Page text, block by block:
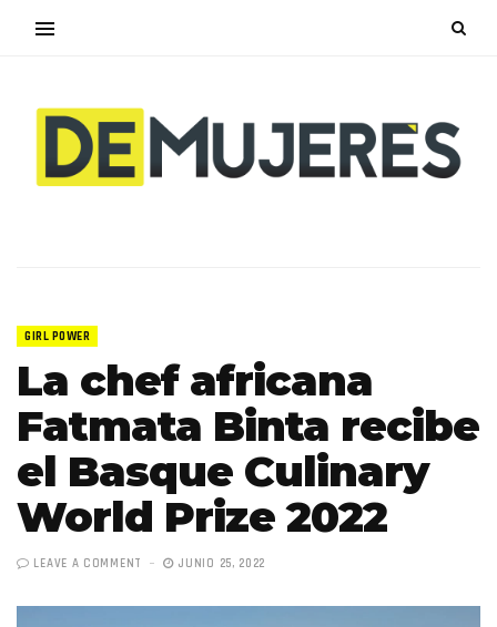
GIRL POWER
La chef africana
Fatmata Binta recibe
el Basque Culinary
World Prize 2022
LEAVE A COMMENT JUNIO 25, 2022